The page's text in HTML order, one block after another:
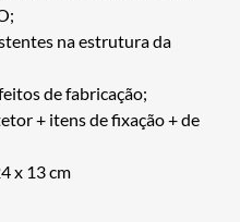
na estrutura da
de fabricação;
+ itens de fixação + de
x 13 cm